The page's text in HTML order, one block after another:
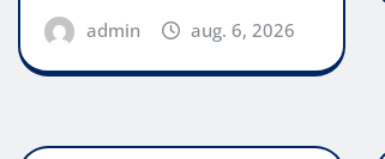
admin aug. 6, 2026